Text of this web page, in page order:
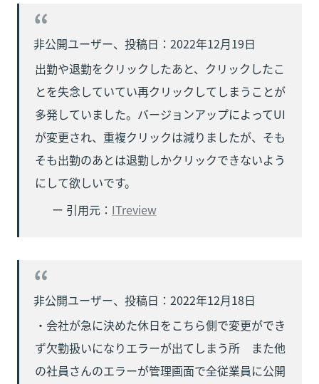
出勤や退勤をクリックしたあと、クリックしたこ
とを失念していてい再クリックしてしまうことが
多発していました。バージョンアップによってUI
が変更され、重複クリックは減りましたが、そも
そも出勤のあとは退勤しかクリックできないよう
にして欲しいです。
ー 引用元： ITreview
・会社が急に決めた休日をこちら側で変更ができ
ず欠勤扱いになりエラーが出てしまう所　また他
の社員さんのエラーが管理画面で全従業員に公開